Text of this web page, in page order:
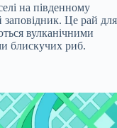
на південному
Це рай для
вулканічними
блискучих риб.